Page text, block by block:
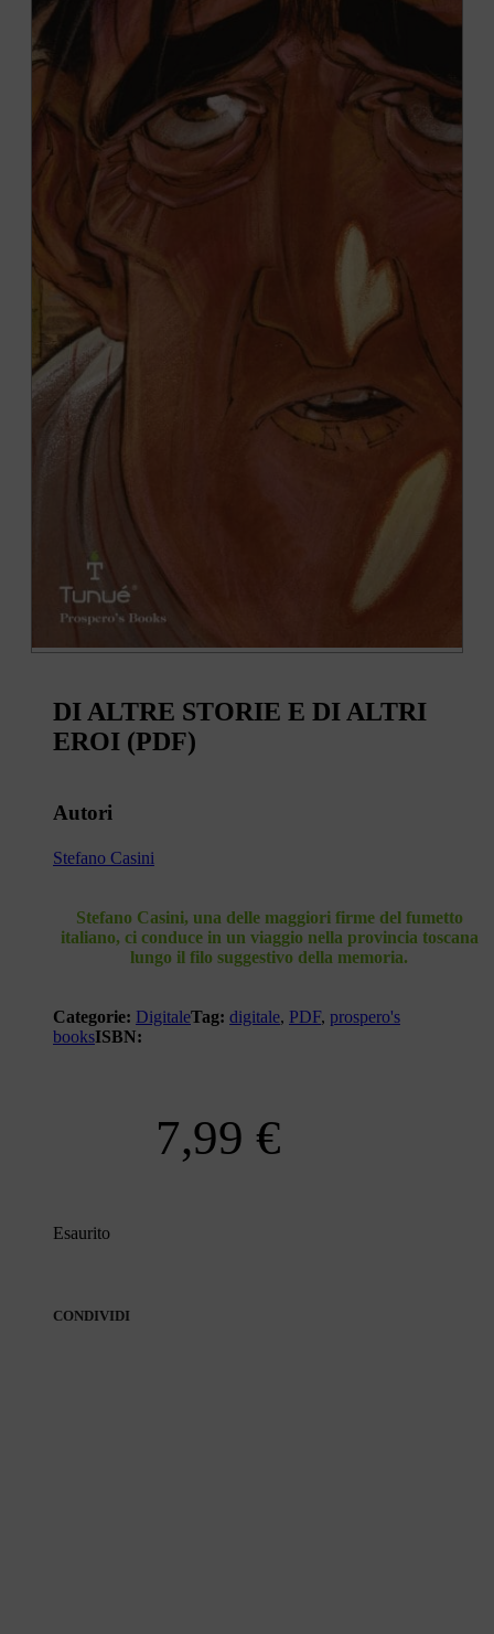
DI ALTRE STORIE E DI ALTRI
EROI (PDF)
Autori
Stefano Casini
Stefano Casini, una delle maggiori firme del fumetto
italiano, ci conduce in un viaggio nella provincia toscana
lungo il filo suggestivo della memoria.
Categorie: DigitaleTag: digitale, PDF, prospero's
booksISBN:
7,99 €
Esaurito
CONDIVIDI